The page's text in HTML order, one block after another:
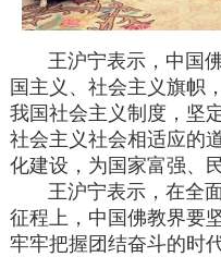
王沪宁表示，中国佛
国主义、社会主义旗帜
我国社会主义制度，坚
社会主义社会相适应的
化建设，为国家富强、
王沪宁表示，在全面
征程上，中国佛教界要
牢牢把握团结奋斗的时